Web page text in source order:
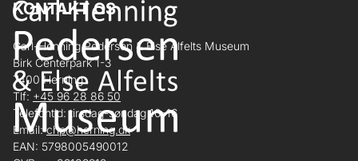
KONTAKT OS
Carl-Henning Pedersen & Else Alfelts Museum
Birk Centerpark 1-3
7400 Herning
Tlf: +45 96 28 86 50
Telefontid: tirsdag-søndag 10-16
Email:chp@herning.dk
EAN: 5798005490012